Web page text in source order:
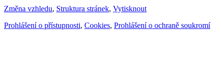
Změna vzhledu, Struktura stránek, Vytisknout
Prohlášení o přístupnosti, Cookies, Prohlášení o ochraně soukromí